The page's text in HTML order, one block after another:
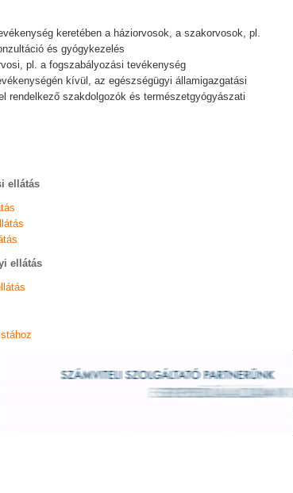
keretében a háziorvosok, a szakorvosok, pl.
és gyógykezelés
pl. a fogszabályozási tevékenység
kívül, az egészségügyi államigazgatási
rendelkező szakdolgozók és természetgyógyászati
ellátás
ellátás